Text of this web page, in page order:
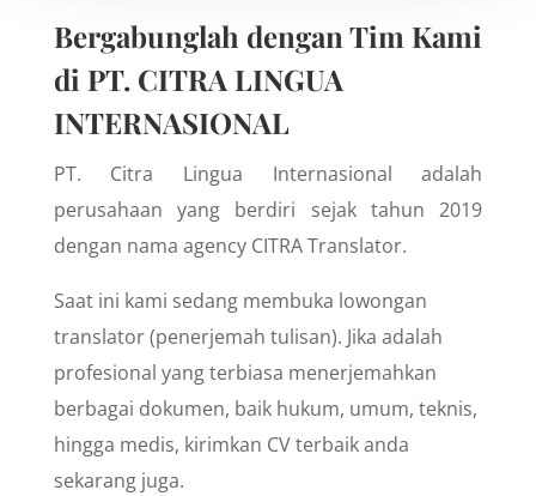
Bergabunglah dengan Tim Kami
di PT. CITRA LINGUA
INTERNASIONAL
PT. Citra Lingua Internasional adalah
perusahaan yang berdiri sejak tahun 2019
dengan nama agency CITRA Translator.
Saat ini kami sedang membuka lowongan
translator (penerjemah tulisan). Jika adalah
profesional yang terbiasa menerjemahkan
berbagai dokumen, baik hukum, umum, teknis,
hingga medis, kirimkan CV terbaik anda
sekarang juga.